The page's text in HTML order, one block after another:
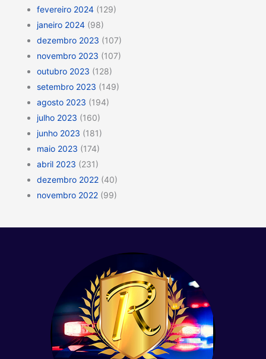
fevereiro 2024 (129)
janeiro 2024 (98)
dezembro 2023 (107)
novembro 2023 (107)
outubro 2023 (128)
setembro 2023 (149)
agosto 2023 (194)
julho 2023 (160)
junho 2023 (181)
maio 2023 (174)
abril 2023 (231)
dezembro 2022 (40)
novembro 2022 (99)